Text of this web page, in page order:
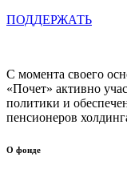
ПОДДЕРЖАТЬ
С момента своего
«Почет» активно
политики и
пенсионеров
О фонде